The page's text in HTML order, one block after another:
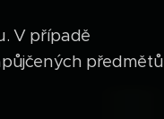
V případě
předmětů